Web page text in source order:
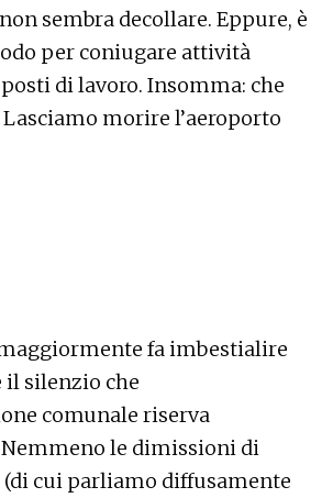
sembra decollare. Eppure, è
per coniugare attività
di lavoro. Insomma: che
morire l’aeroporto
fa imbestialire
il silenzio che
comunale riserva
Nemmeno le dimissioni di
cui parliamo diffusamente